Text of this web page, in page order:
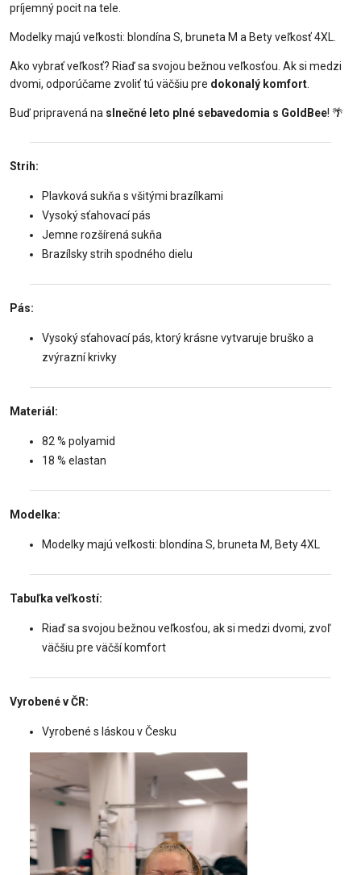
príjemný pocit na tele.
Modelky majú veľkosti: blondína S, bruneta M a Bety veľkosť 4XL.
Ako vybrať veľkosť? Riaď sa svojou bežnou veľkosťou. Ak si medzi
dvomi, odporúčame zvoliť tú väčšiu pre dokonalý komfort
Buď pripravená na slnečné leto plné sebavedomia s GoldBee! 🌴
Strih:
Plavková sukňa s všitými brazílkami
Vysoký sťahovací pás
Jemne rozšírená sukňa
Brazílsky strih spodného dielu
Pás:
Vysoký sťahovací pás, ktorý krásne vytvaruje bruško a
zvýrazní krivky
Materiál:
82 % polyamid
18 % elastan
Modelka:
Modelky majú veľkosti: blondína S, bruneta M, Bety 4XL
Tabuľka veľkostí:
Riaď sa svojou bežnou veľkosťou, ak si medzi dvomi, zvoľ
väčšiu pre väčší komfort
Vyrobené v ČR:
Vyrobené s láskou v Česku